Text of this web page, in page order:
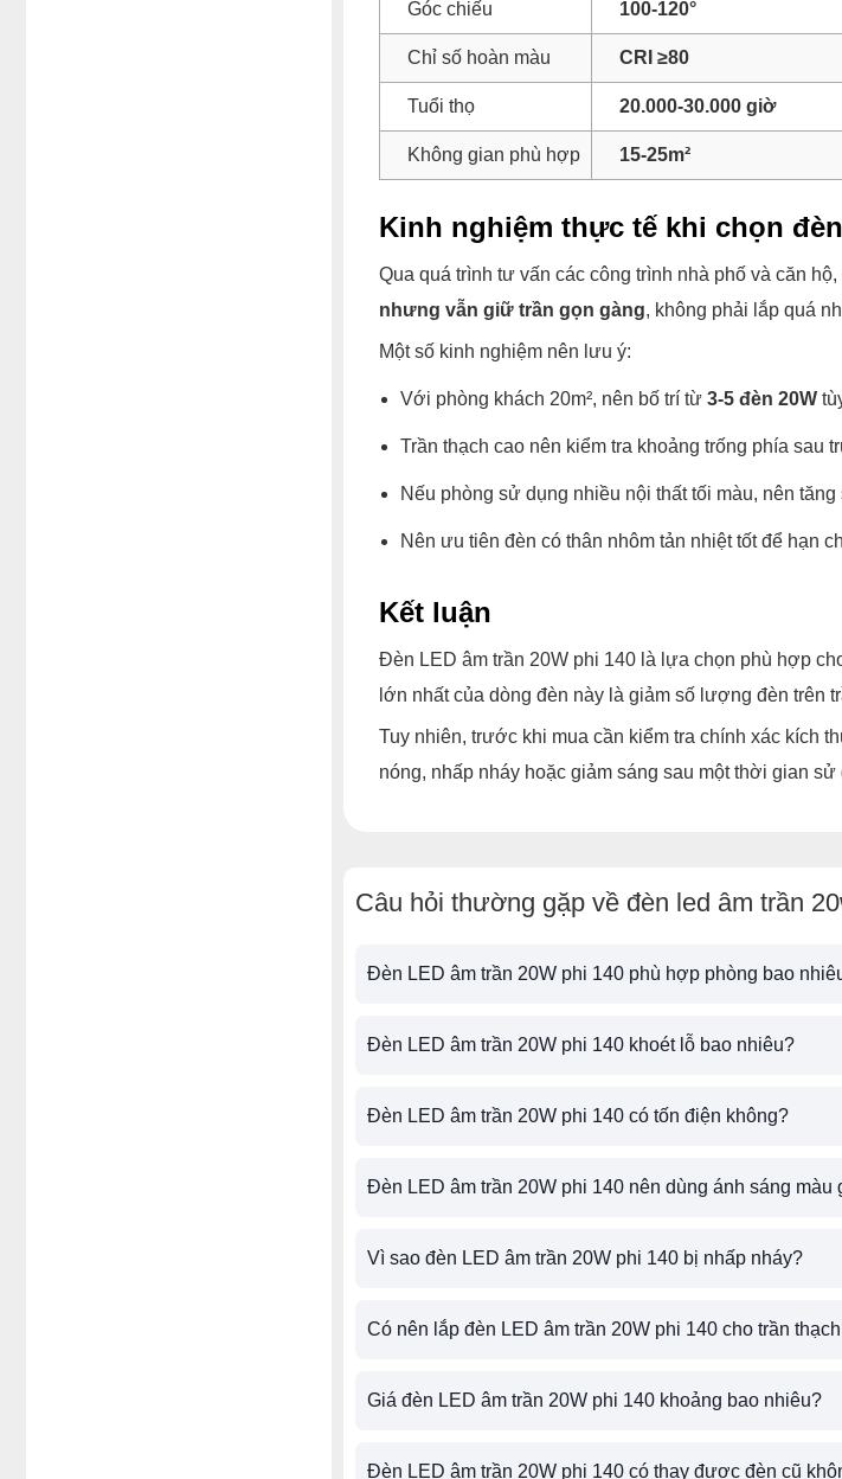
Góc chiếu 100-120°
Chỉ số hoàn màu CRI ≥80
Tuổi thọ 20.000-30.000 giờ
Không gian phù hợp 15-25m²
Kinh nghiệm thực tế khi chọn
Qua quá trình tư vấn các công trình nhà phố và căn
nhưng vẫn giữ trần gọn gàng, không phải lắp quá
Một số kinh nghiệm nên lưu ý:
Với phòng khách 20m², nên bố trí từ 3-5 đèn 20W
Trần thạch cao nên kiểm tra khoảng trống phía sau
Nếu phòng sử dụng nhiều nội thất tối màu, nên
Nên ưu tiên đèn có thân nhôm tản nhiệt tốt để hạn
Kết luận
Đèn LED âm trần 20W phi 140 là lựa chọn phù hợp
lớn nhất của dòng đèn này là giảm số lượng đèn trên
Tuy nhiên, trước khi mua cần kiểm tra chính xác kích
nóng, nhấp nháy hoặc giảm sáng sau một thời gian sử
Câu hỏi thường gặp về đèn led âm trần
Đèn LED âm trần 20W phi 140 phù hợp phòng bao
Đèn LED âm trần 20W phi 140 khoét lỗ bao nhiêu?
Đèn LED âm trần 20W phi 140 có tốn điện không?
Đèn LED âm trần 20W phi 140 nên dùng ánh sáng màu
Vì sao đèn LED âm trần 20W phi 140 bị nhấp nháy?
Có nên lắp đèn LED âm trần 20W phi 140 cho trần
Giá đèn LED âm trần 20W phi 140 khoảng bao nhiêu?
Đèn LED âm trần 20W phi 140 có thay được đèn cũ